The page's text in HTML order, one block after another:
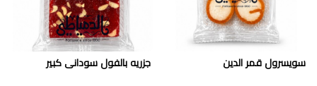
سويسرول قمر الدين جزريه بالفول سودانى كبير